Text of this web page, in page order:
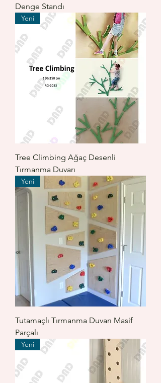
Denge Standı
Yeni
Tree Climbing Ağaç Desenli
Tırmanma Duvarı
Yeni
Tutamaçlı Tırmanma Duvarı Masif
Parçalı
Yeni